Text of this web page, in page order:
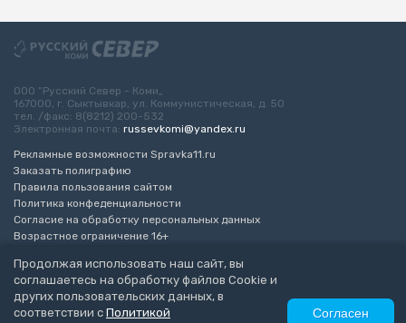
Продолжая использовать наш сайт, вы
соглашаетесь на обработку файлов Cookie и
других пользовательских данных, в
соответствии с Политикой
Согласен
ООО “Русский Север - Коми„
167000, г. Сыктывкар, ул. Коммунистическая, д. 50
тел. /факс: 8(8212) 200-532
Электронная почта: russevkomi@yandex.ru
Рекламные возможности Spravka11.ru
Заказать полиграфию
Правила пользования сайтом
Политика конфеденциальности
Согласие на обработку персональных данных
Возрастное ограничение 16+
Разработка сайта“ЭкспертБизнесГрупп”
© 2010-2026 Русский Север - Коми